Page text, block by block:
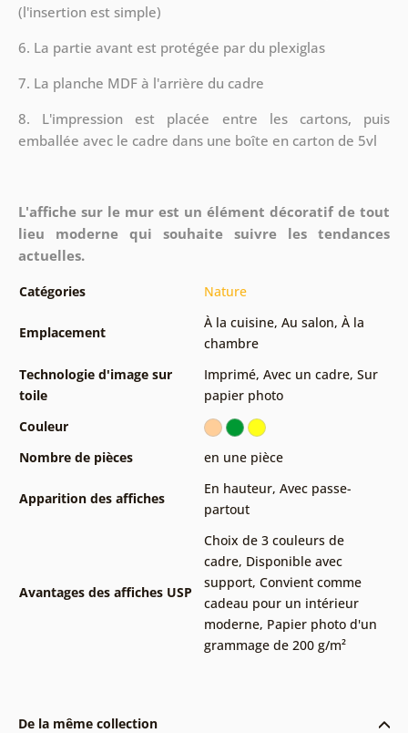
(l'insertion est simple)
6. La partie avant est protégée par du plexiglas
7. La planche MDF à l'arrière du cadre
8. L'impression est placée entre les cartons, puis
emballée avec le cadre dans une boîte en carton de 5vl
L'affiche sur le mur est un élément décoratif de tout
lieu moderne qui souhaite suivre les tendances
actuelles.
Catégories Nature
Emplacement
À la cuisine, Au salon, À la
chambre
Technologie d'image sur
toile
Imprimé, Avec un cadre, Sur
papier photo
Couleur
Nombre de pièces
en une pièce
Apparition des affiches
En hauteur, Avec passe-
partout
Avantages des affiches USP
Choix de 3 couleurs de
cadre, Disponible avec
support, Convient comme
cadeau pour un intérieur
moderne, Papier photo d'un
grammage de 200 g/m²
De la même collection